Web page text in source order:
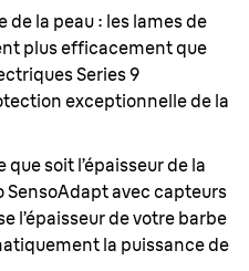
de la peau : les lames de
plus efficacement que
Series 9
exceptionnelle de la
soit l’épaisseur de la
SensoAdapt avec capteurs
l’épaisseur de votre barbe
la puissance de